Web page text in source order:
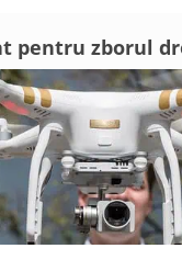
pentru zborul